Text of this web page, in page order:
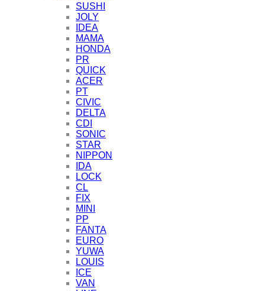
SUSHI
JOLY
IDEA
MAMA
HONDA
PR
QUICK
ACER
PT
CIVIC
DELTA
CDI
SONIC
STAR
NIPPON
IDA
LOCK
CL
FIX
MINI
PP
FANTA
EURO
YUWA
LOUIS
ICE
VAN